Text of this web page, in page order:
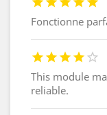
Fonctionne
This module
reliable.